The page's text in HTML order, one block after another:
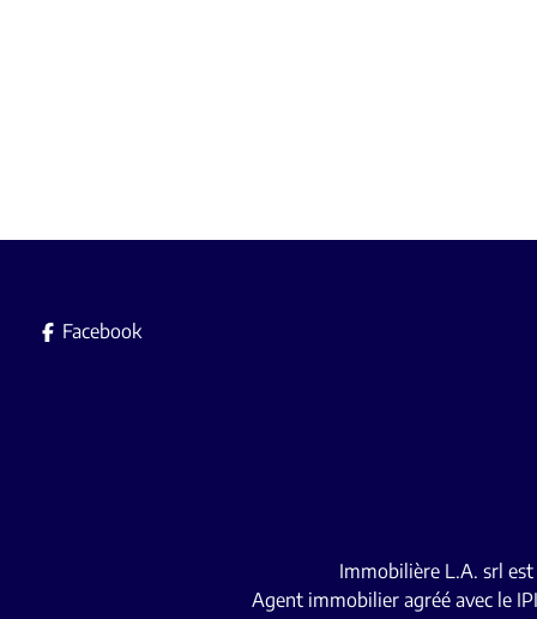
Facebook
Immobilière L.A. srl
Agent immobilier agréé avec le